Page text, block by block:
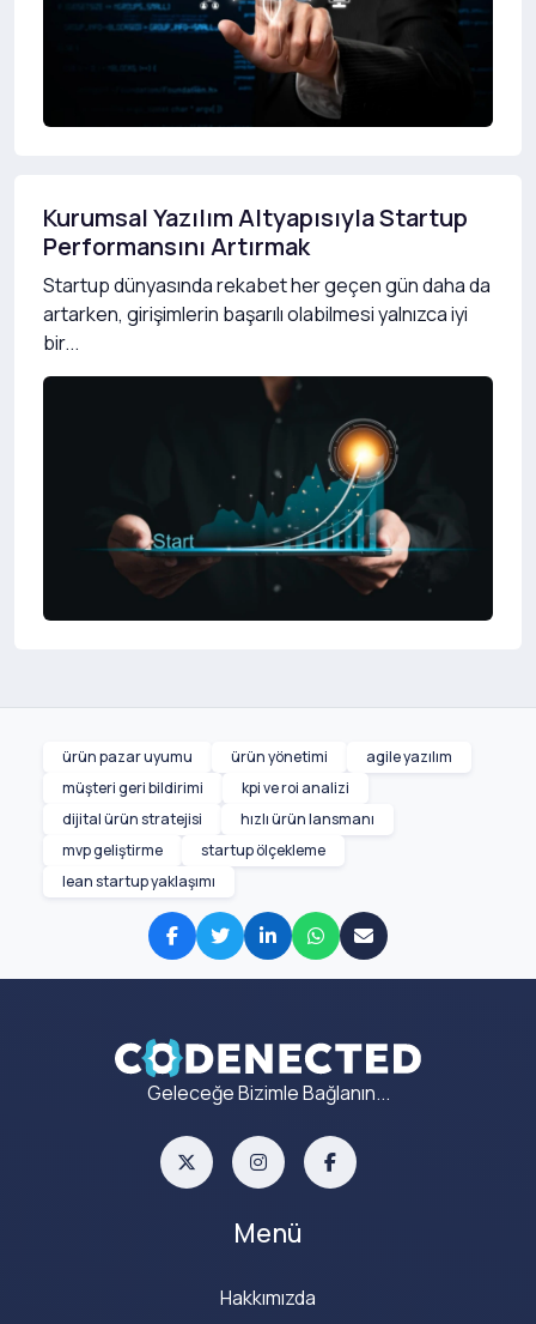
Kurumsal Yazılım Altyapısıyla Startup
Performansını Artırmak
Startup dünyasında rekabet her geçen gün daha da
artarken, girişimlerin başarılı olabilmesi yalnızca iyi
bir...
ürün pazar uyumu ürün yönetimi
agile yazılım
müşteri geri bildirimi
kpi ve roi analizi
dijital ürün stratejisi
hızlı ürün lansmanı
mvp geliştirme
startup ölçekleme
lean startup yaklaşımı
Geleceğe Bizimle Bağlanın...
Menü
Hakkımızda